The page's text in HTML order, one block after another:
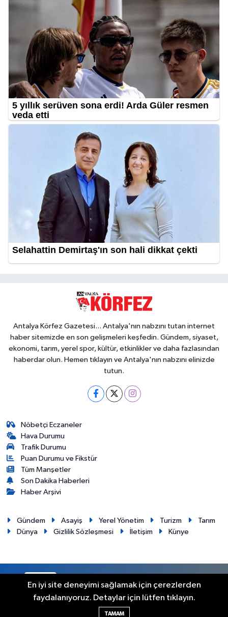
Antalya Körfez Gazetesi... Antalya'nın nabzını tutan internet
haber sitemizde en son gelişmeleri keşfedin. Gündem, siyaset,
ekonomi, tarım, yerel spor, kültür, etkinlikler ve daha fazlasından
haberdar olun. Hemen tıklayın ve Antalya'nın nabzını elinizde
tutun.
Nöbetçi Eczaneler
Hava Durumu
Trafik Durumu
Puan Durumu ve Fikstür
Tüm Manşetler
Son Dakika Haberleri
Haber Arşivi
Gündem Asayiş Yerel Yönetim Turizm
Tarım
Dünya
Gizlilik Sözleşmesi İletişim Künye
Haber Yazılımı:
En iyi site deneyimi sağlamak için çerezlerden
faydalanıyoruz. Detaylar için lütfen tıklayın.
TAMAM